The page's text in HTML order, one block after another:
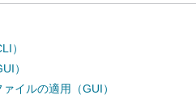
）
）
イルの適用（GUI）